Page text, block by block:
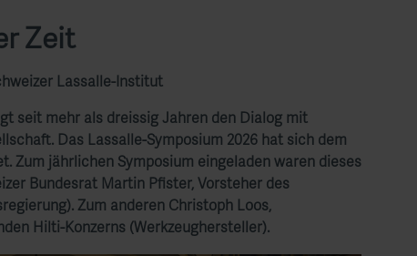
Zeit
Lassalle-Institut
seit mehr als dreissig Jahren den Dialog mit
Das Lassalle-Symposium 2026 hat sich dem
Zum jährlichen Symposium eingeladen waren dieses
Bundesrat Martin Pfister, Vorsteher des
Zum anderen Christoph Loos,
Hilti-Konzerns (Werkzeughersteller).